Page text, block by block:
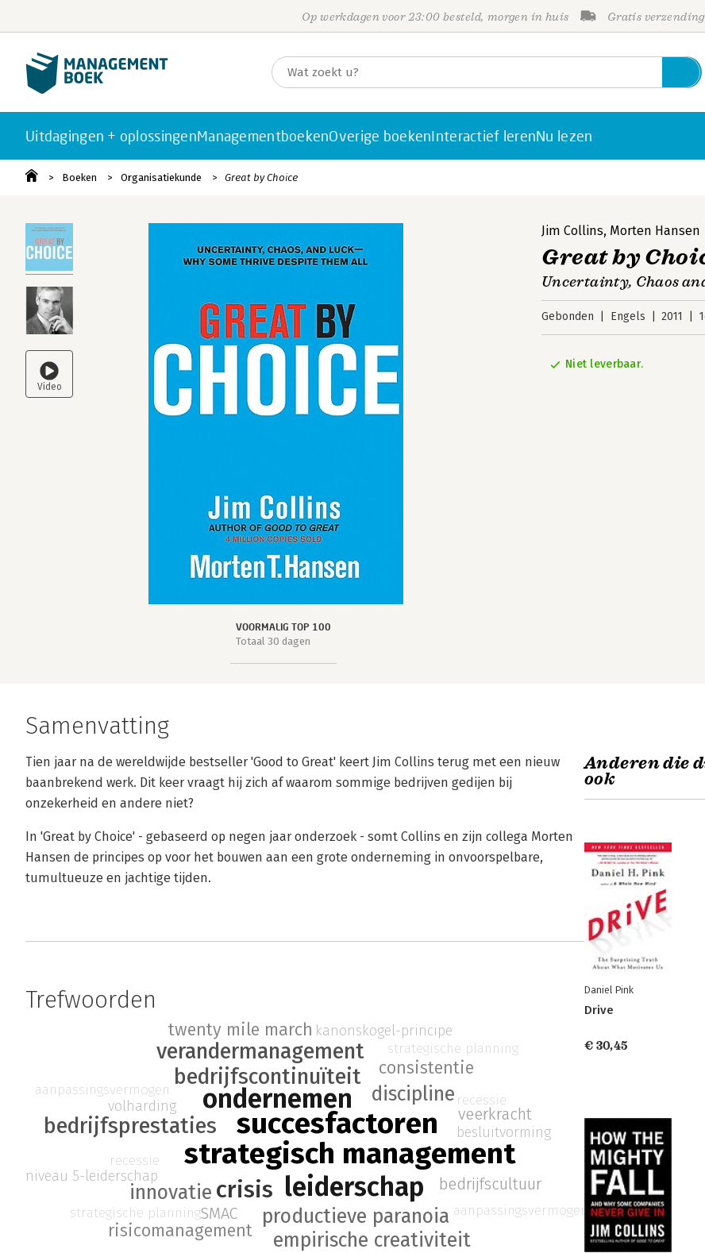
Op werkdagen voor 23:00 besteld, morgen in huis Gratis
Uitdagingen + oplossingenManagementboekenOverige boekenInteractief lerenNu lezen
Boeken Organisatiekunde Great by Choice
VOORMALIG TOP 100
Totaal 30 dagen
Jim Collins, Morten Hansen
Great by
Uncertainty, Chaos
Gebonden Engels 2011
Niet leverbaar.
Samenvatting
Tien jaar na de wereldwijde bestseller 'Good to Great' keert Jim Collins terug met een nieuw
baanbrekend werk. Dit keer vraagt hij zich af waarom sommige bedrijven gedijen bij
onzekerheid en andere niet?
In 'Great by Choice' - gebaseerd op negen jaar onderzoek - somt Collins en zijn collega Morten
Hansen de principes op voor het bouwen aan een grote onderneming in onvoorspelbare,
tumultueuze en jachtige tijden.
Trefwoorden
succesfactoren
strategisch management
ondernemen
leiderschap
crisis
bedrijfscontinuïteit
discipline
productieve paranoia
bedrijfsprestaties
innovatie
verandermanagement
empirische creativiteit
risicomanagement
twenty mile march
consistentie
niveau 5-leiderschap
volharding
bedrijfscultuur
SMAC
veerkracht
besluitvorming
kanonskogel-principe
strategische planning
recessie
aanpassingsvermogen
strategische planning
recessie
aanpassingsvermogen
Anderen die
ook
Daniel Pink
Drive
€ 30,45